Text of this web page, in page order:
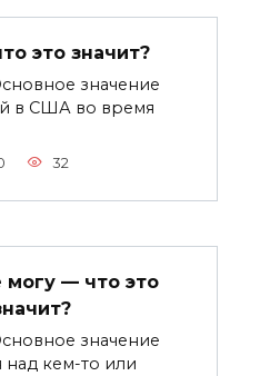
это значит?
значение
в США во время
32
могу — что это
значение
над кем-то или